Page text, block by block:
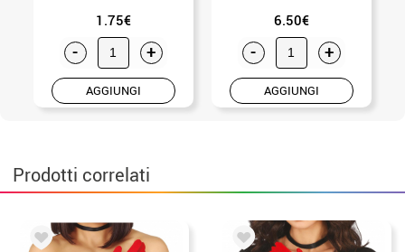
1.75€
- +
AGGIUNGI
6.50€
- +
AGGIUNGI
Prodotti correlati